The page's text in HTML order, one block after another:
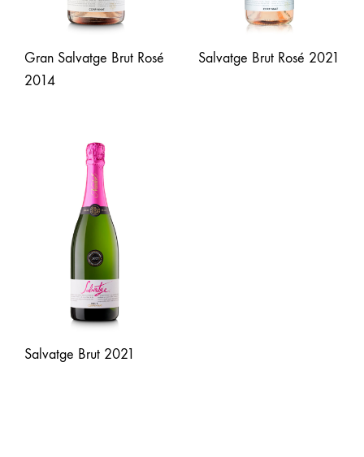
Gran Salvatge Brut Rosé
2014
Salvatge Brut Rosé 2021
Salvatge Brut 2021